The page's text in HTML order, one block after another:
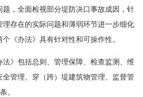
题，全面检视部分堤防决口事故成因，针
理存在的实际问题和薄弱环节进一步细化
《办法》具有针对性和可操作性。
》包括总则、管理保障、检查监测、维
管理、穿（跨）堤建筑物管理、监督管
。